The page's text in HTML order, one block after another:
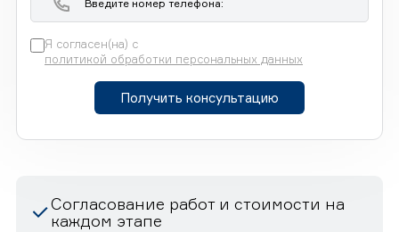
Я согласен(на) с
политикой обработки персональных данных
Получить консультацию
Согласование работ и стоимости на
каждом этапе